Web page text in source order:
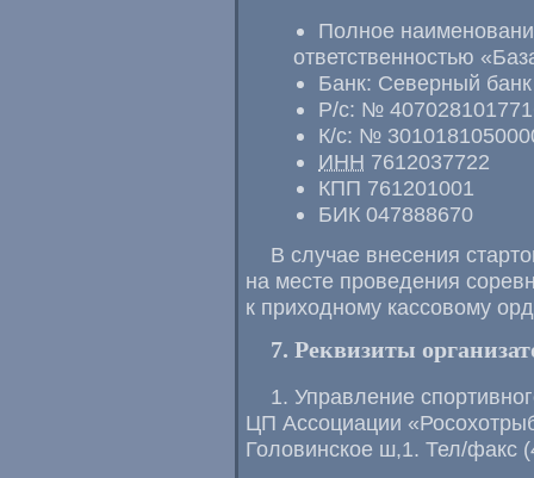
Полное
ответственностью
Банк: Северный
Р/с: №
К/с: №
ИНН 7612037722
КПП 761201001
БИК 047888670
В случае внесения
на месте проведения
к приходному кассовому
7. Реквизиты
1. Управление
ЦП Ассоциации
Головинское ш,1. Тел/факс